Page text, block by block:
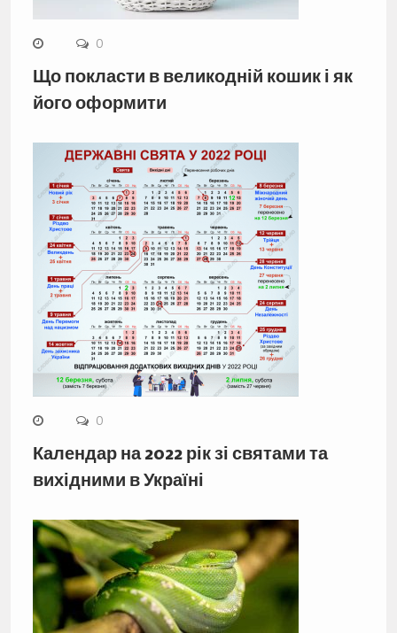
0
Що покласти в великодній кошик і як
його оформити
0
Календар на 2022 рік зі святами та
вихідними в Україні